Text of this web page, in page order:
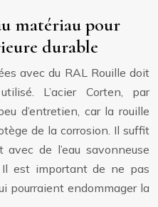
matériau pour
durable
avec du RAL Rouille doit
L’acier Corten, par
d’entretien, car la rouille
de la corrosion. Il suffit
de l’eau savonneuse
Il est important de ne pas
pourraient endommager la